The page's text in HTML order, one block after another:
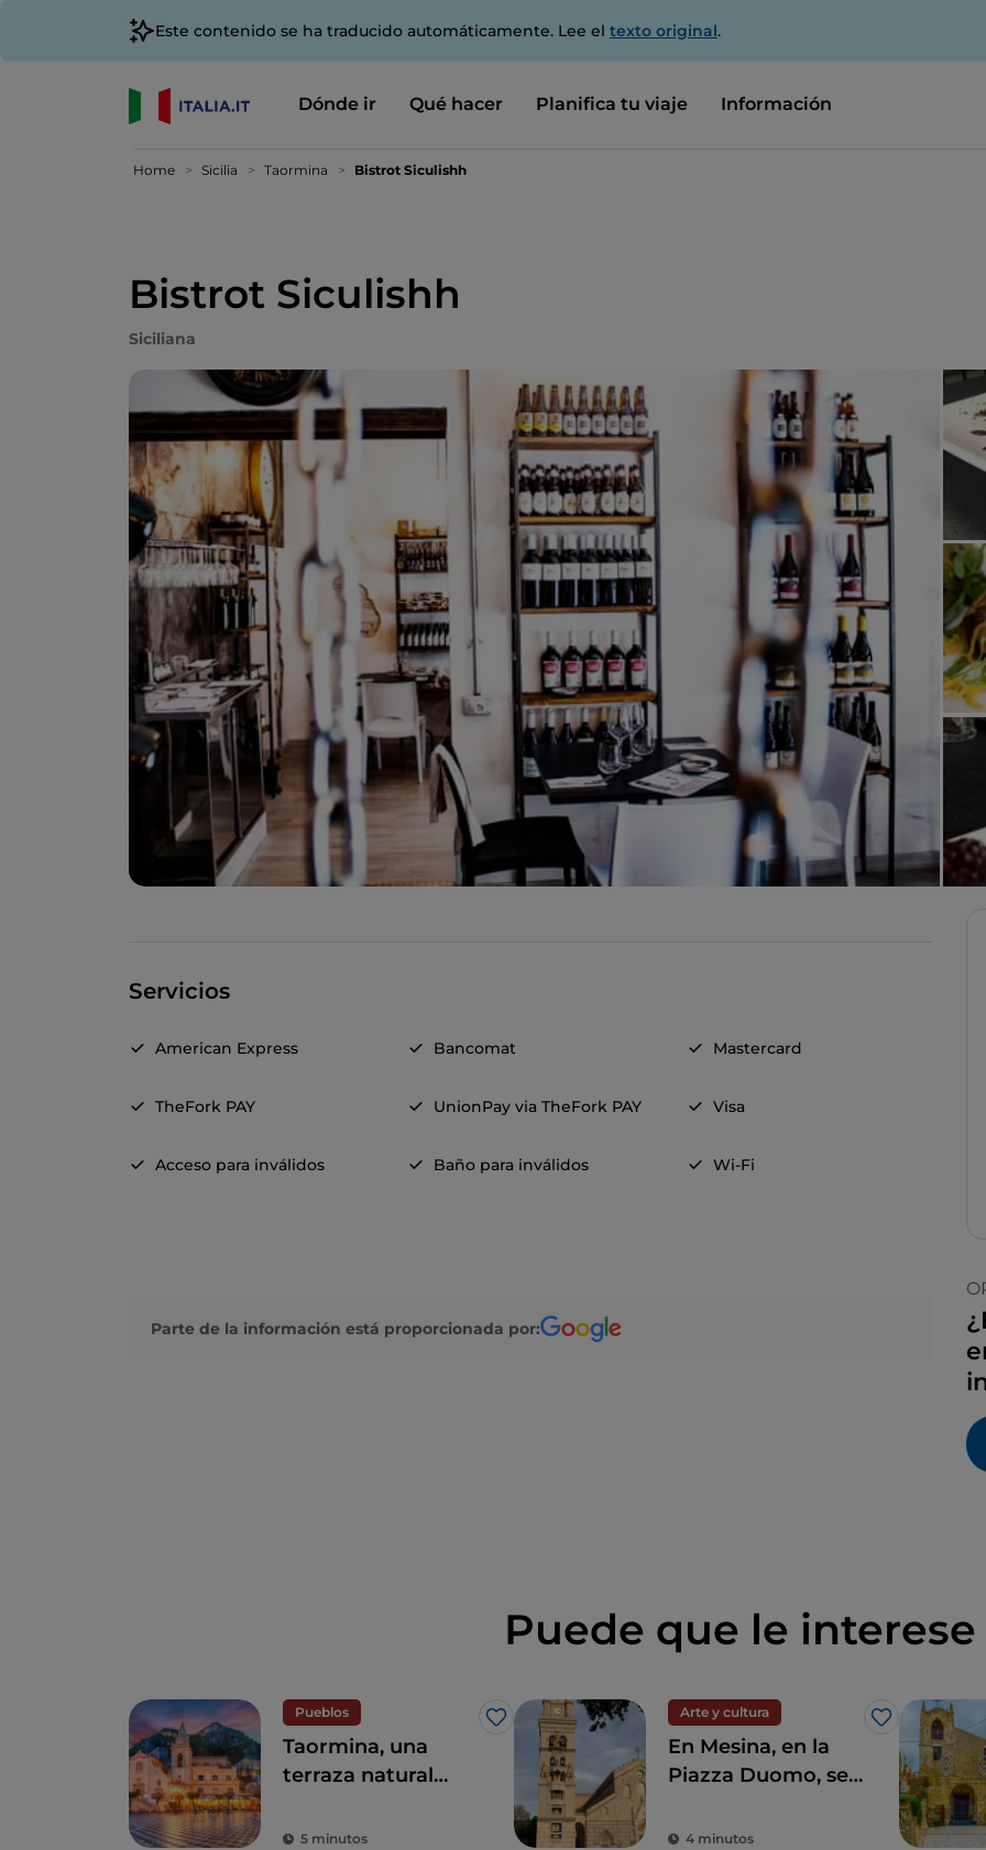
Este contenido se ha traducido automáticamente. Lee el texto original.
Dónde ir Qué hacer Planifica tu viaje Información
Home Sicilia Taormina Bistrot Siculishh
Bistrot Siculishh
Siciliana
Servicios
American Express Bancomat Mastercard
TheFork PAY UnionPay via TheFork PAY Visa
Acceso para inválidos Baño para inválidos Wi-Fi
Parte de la información está proporcionada por:
Puede que le interese
Pueblos
Me gusta
Taormina, una
terraza natural
5 minutos
Arte y cultura
Me gusta
En Mesina, en la
Piazza Duomo, se
astronómico más
4 minutos